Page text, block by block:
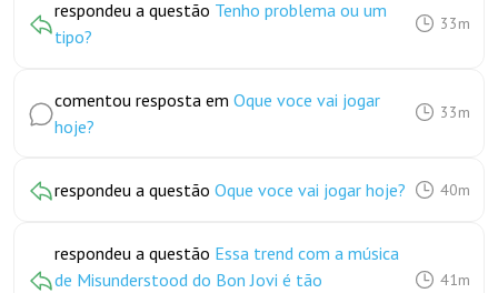
respondeu a questão Tenho problema ou um
tipo?
33m
comentou resposta em Oque voce vai jogar
hoje?
33m
respondeu a questão Oque voce vai jogar hoje? 40m
respondeu a questão Essa trend com a música
de Misunderstood do Bon Jovi é tão
41m